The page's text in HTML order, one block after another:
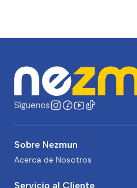
Síguenos
Sobre Nezmun
Acerca de Nosotros
Servicio al Cliente